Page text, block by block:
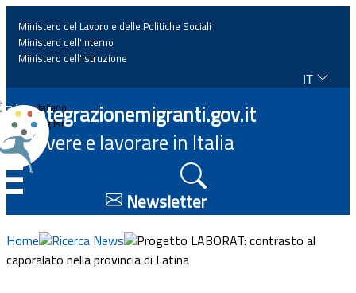
Home
News
Approfondimenti
Eventi
Ministero del Lavoro e delle Politiche Sociali
Ministero dell'interno
Ministero dell'istruzione
IT
Italiano
English
Integrazionemigranti.gov.it
Vivere e lavorare in Italia
Newsletter
Home Ricerca News
Progetto LABORAT: contrasto al
caporalato nella provincia di Latina